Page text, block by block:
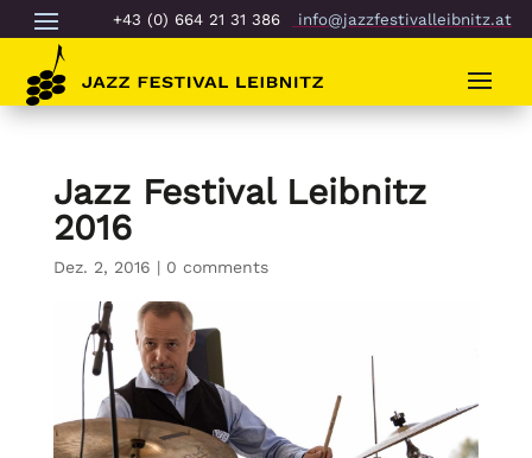
+43 (0) 664 21 31 386 info@jazzfestivalleibnitz.at
Jazz Festival Leibnitz
2016
Dez. 2, 2016 | 0 comments